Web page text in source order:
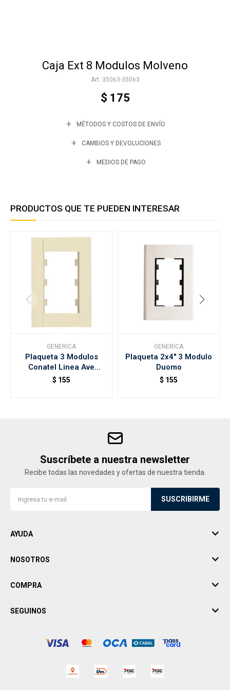
Caja Ext 8 Modulos Molveno
35063-35063
$ 175
MÉTODOS Y COSTOS DE ENVÍO
CAMBIOS Y DEVOLUCIONES
MEDIOS DE PAGO
PRODUCTOS QUE TE PUEDEN INTERESAR
GENERICA
Plaqueta 3 Modulos
Conatel Linea Ave
700607
$ 155
GENERICA
Plaqueta 2x4" 3 Modulo
Duomo
$ 155
Suscríbete a nuestra newsletter
Recibe todas las novedades y ofertas de nuestra tienda.
SUSCRIBIRME
AYUDA
NOSOTROS
COMPRA
SEGUINOS
Varios